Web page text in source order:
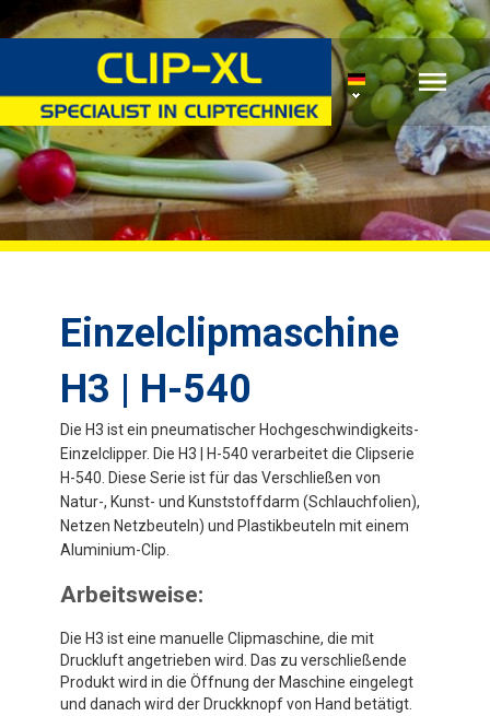
Einzelclipmaschine
H3 | H-540
Die H3 ist ein pneumatischer Hochgeschwindigkeits-
Einzelclipper. Die H3 | H-540 verarbeitet die Clipserie
H-540. Diese Serie ist für das Verschließen von
Natur-, Kunst- und Kunststoffdarm (Schlauchfolien),
Netzen Netzbeuteln) und Plastikbeuteln mit einem
Aluminium-Clip.
Arbeitsweise:
Die H3 ist eine manuelle Clipmaschine, die mit
Druckluft angetrieben wird. Das zu verschließende
Produkt wird in die Öffnung der Maschine eingelegt
und danach wird der Druckknopf von Hand betätigt.